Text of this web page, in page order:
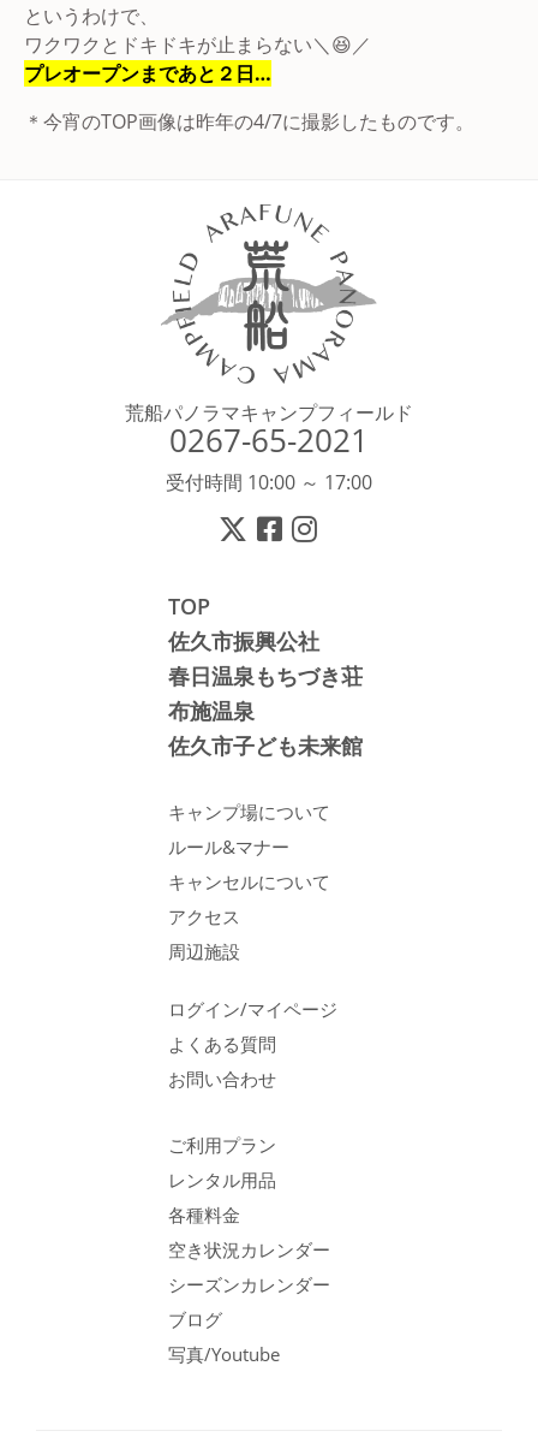
というわけで、
ワクワクとドキドキが止まらない＼😆／
プレオープンまであと２日…
＊今宵のTOP画像は昨年の4/7に撮影したものです。
荒船パノラマキャンプフィールド
0267-65-2021
受付時間 10:00 ～ 17:00
TOP
佐久市振興公社
春日温泉もちづき荘
布施温泉
佐久市子ども未来館
キャンプ場について
ルール&マナー
キャンセルについて
アクセス
周辺施設
ログイン/マイページ
よくある質問
お問い合わせ
ご利用プラン
レンタル用品
各種料金
空き状況カレンダー
シーズンカレンダー
ブログ
写真/Youtube